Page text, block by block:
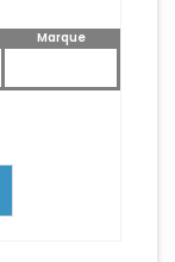
Marque